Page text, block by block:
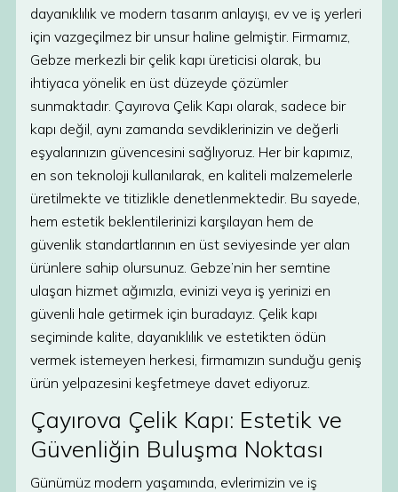
dayanıklılık ve modern tasarım anlayışı, ev ve iş yerleri
için vazgeçilmez bir unsur haline gelmiştir. Firmamız,
Gebze merkezli bir çelik kapı üreticisi olarak, bu
ihtiyaca yönelik en üst düzeyde çözümler
sunmaktadır. Çayırova Çelik Kapı olarak, sadece bir
kapı değil, aynı zamanda sevdiklerinizin ve değerli
eşyalarınızın güvencesini sağlıyoruz. Her bir kapımız,
en son teknoloji kullanılarak, en kaliteli malzemelerle
üretilmekte ve titizlikle denetlenmektedir. Bu sayede,
hem estetik beklentilerinizi karşılayan hem de
güvenlik standartlarının en üst seviyesinde yer alan
ürünlere sahip olursunuz. Gebze’nin her semtine
ulaşan hizmet ağımızla, evinizi veya iş yerinizi en
güvenli hale getirmek için buradayız. Çelik kapı
seçiminde kalite, dayanıklılık ve estetikten ödün
vermek istemeyen herkesi, firmamızın sunduğu geniş
ürün yelpazesini keşfetmeye davet ediyoruz.
Çayırova Çelik Kapı: Estetik ve
Güvenliğin Buluşma Noktası
Günümüz modern yaşamında, evlerimizin ve iş